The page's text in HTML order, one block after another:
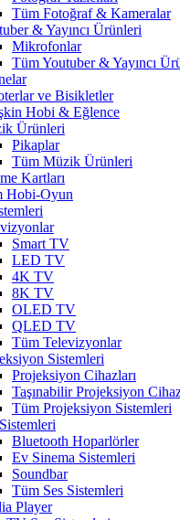
Tüm Fotoğraf & Kameralar
& Yayıncı Ürünleri
Mikrofonlar
Tüm Youtuber & Yayıncı
ve Bisikletler
Hobi & Eğlence
Ürünleri
Pikaplar
Tüm Müzik Ürünleri
Kartları
Hobi-Oyun
Smart TV
LED TV
4K TV
8K TV
OLED TV
QLED TV
Tüm Televizyonlar
Sistemleri
Projeksiyon Cihazları
Taşınabilir Projeksiyon
Tüm Projeksiyon Sistemleri
Bluetooth Hoparlörler
Ev Sinema Sistemleri
Soundbar
Tüm Ses Sistemleri
Player